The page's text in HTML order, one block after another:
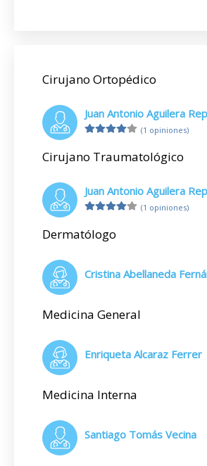
Cirujano Ortopédico
Juan Antonio Aguilera
(1 opiniones)
Cirujano Traumatológico
Juan Antonio Aguilera
(1 opiniones)
Dermatólogo
Cristina Abellaneda
Medicina General
Enriqueta Alcaraz Ferrer
Medicina Interna
Santiago Tomás Vecina